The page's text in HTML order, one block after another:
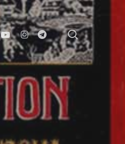
InstagramTelegram search